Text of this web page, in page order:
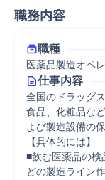
職務内容
職種
医薬品製造オペ
仕事内容
全国のドラッグ
食品、化粧品な
よび製造設備の
【具体的には】
■飲む医薬品の検
どの製造ライン